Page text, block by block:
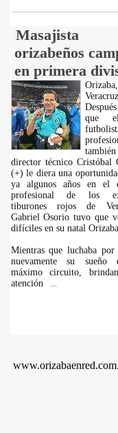
Masajista
orizabeños
en primera
Orizaba,
que
director técnico Cristóbal
(+) le diera una
ya algunos años en el
profesional de los
tiburones rojos de
Gabriel Osorio tuvo que
difíciles en su natal
Mientras que luchaba por
nuevamente su
máximo circuito,
atención